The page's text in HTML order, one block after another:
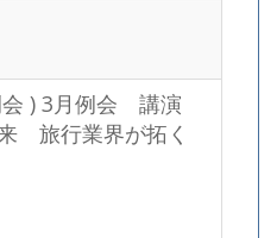
会 ) 3月例会 講演
旅行業界が拓く